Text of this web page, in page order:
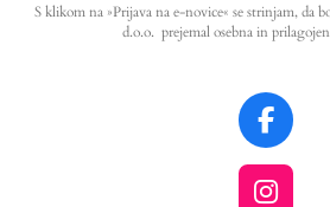
S klikom na »Prijava na e-novice« se strinjam, da
d.o.o. prejemal osebna in
F
a
c